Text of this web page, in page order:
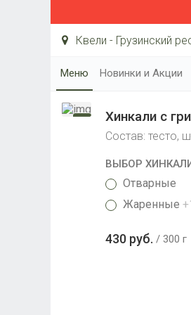
Квели - Грузинский
Меню Новинки и Акции
Хинкали с
Состав: тесто,
ВЫБОР
Отварные
Жаренные
430 руб. 300 г